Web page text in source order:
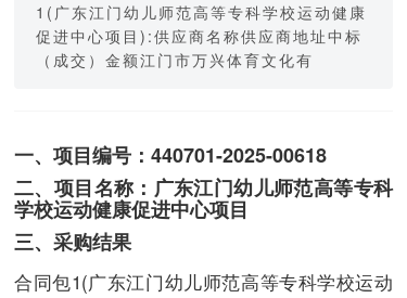
1(广东江门幼儿师范高等专科学校运动健康
促进中心项目):供应商名称供应商地址中标
（成交）金额江门市万兴体育文化有
一、项目编号：440701-2025-00618
二、项目名称：广东江门幼儿师范高等专科
学校运动健康促进中心项目
三、采购结果
合同包1(广东江门幼儿师范高等专科学校运动